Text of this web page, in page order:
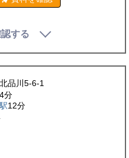
する
品川5-6-1
4分
12分